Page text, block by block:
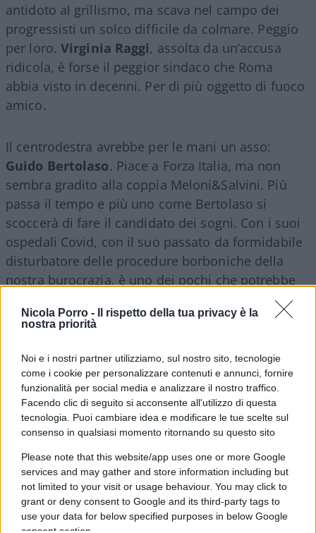
Nicola Porro -
Il rispetto della tua privacy è la
nostra priorità
Noi e i nostri partner utilizziamo, sul nostro sito, tecnologie
come i cookie per personalizzare contenuti e annunci, fornire
funzionalità per social media e analizzare il nostro traffico.
Facendo clic di seguito si acconsente all'utilizzo di questa
tecnologia. Puoi cambiare idea e modificare le tue scelte sul
consenso in qualsiasi momento ritornando su questo sito
Please note that this website/app uses one or more Google
services and may gather and store information including but
not limited to your visit or usage behaviour. You may click to
grant or deny consent to Google and its third-party tags to
use your data for below specified purposes in below Google
antidoto al grillismo, ma scava nel campo dei
progressisti un solco difficile da colmare. Peggio
per loro. Virginia Raggi, assolta da un’accusa
ridicola, è forse il peggior sindaco che Roma
abbia visto in decenni. Per di più oggetto di fuoco
amico.
Il centrodestra avrebbe per le mani un asso:
Guido Bertolaso. Piace a Forza Italia, ma non
sembra gradito alla coppia Meloni&Salvini. Più
passa il tempo e più uno come Bertolaso si
scoccerà di fare il candidato dei sogni. Con i suoi
ospedali Covid, con il suo passato da formidabile
disturbatore delle procedure borboniche della
nostra burocrazia, è uno dei pochi che potrebbe
mettere in sesto una capitale che è gestita con i
piedi. Se c’è una cosa su cui l’attuale sindaco ha
tre capitoli neri ereditati dal passato. Ma che la
giunta Raggi ha contribuito a peggiorare.
Bertolaso è l’unico che ha le carte in regola per
conquistare, politicamente, Roma e soprattutto
saperla gestire. Se c’è una cosa che insegna la
finta rivoluzione grillina, è che prendere i voti
sulla denuncia urlata dello sfascio è relativamente